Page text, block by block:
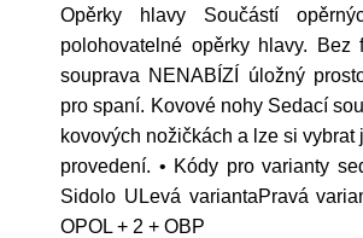
Opěrky hlavy Součástí
polohovatelné opěrky hlavy. Bez
souprava NENABÍZÍ úložný
pro spaní. Kovové nohy Sedací
kovových nožičkách a lze si vybrat
provedení. • Kódy pro varianty
Sidolo ULevá variantaPravá
OPOL + 2 + OBP